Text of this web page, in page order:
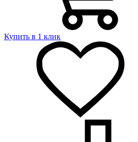
Купить в 1 клик